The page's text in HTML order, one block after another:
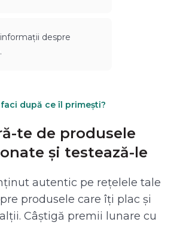
despre
faci după ce îl primești?
te de produsele
și testează-le
autentic pe rețelele tale
produsele care îți plac și
Câștigă premii lunare cu